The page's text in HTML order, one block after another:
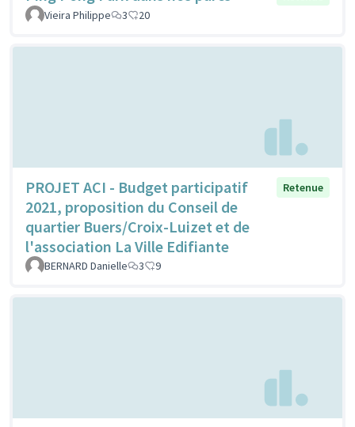
Vieira Philippe
3 20
PROJET ACI - Budget participatif
2021, proposition du Conseil de
quartier Buers/Croix-Luizet et de
l'association La Ville Edifiante
Retenue
BERNARD Danielle 3 9